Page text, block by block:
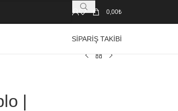
0,00₺
SIPARIŞ TAKIBI
|